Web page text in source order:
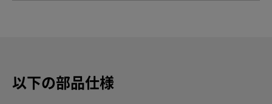
以下の部品仕様